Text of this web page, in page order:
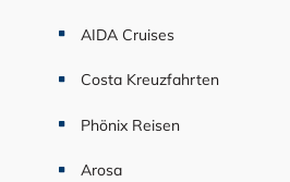
AIDA Cruises
Costa Kreuzfahrten
Phönix Reisen
Arosa